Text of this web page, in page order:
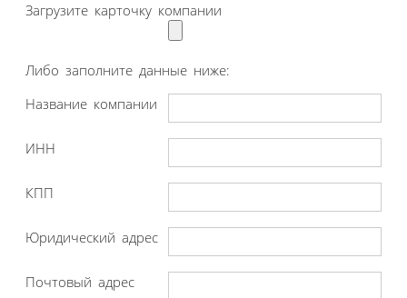
Загрузите карточку компании
Либо заполните данные ниже:
Название компании
ИНН
КПП
Юридический адрес
Почтовый адрес